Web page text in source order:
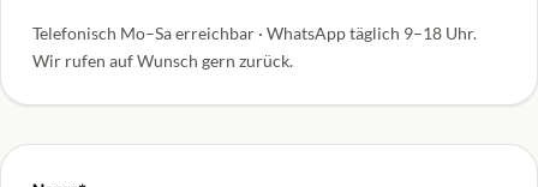
Telefonisch Mo–Sa erreichbar · WhatsApp täglich 9–18 Uhr.
Wir rufen auf Wunsch gern zurück.